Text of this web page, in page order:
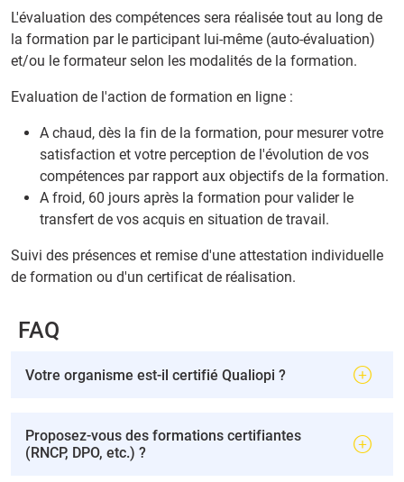
L'évaluation des compétences sera réalisée tout au long de
la formation par le participant lui-même (auto-évaluation)
et/ou le formateur selon les modalités de la formation.
Evaluation de l'action de formation en ligne :
A chaud, dès la fin de la formation, pour mesurer votre
satisfaction et votre perception de l'évolution de vos
compétences par rapport aux objectifs de la formation.
A froid, 60 jours après la formation pour valider le
transfert de vos acquis en situation de travail.
Suivi des présences et remise d'une attestation individuelle
de formation ou d'un certificat de réalisation.
FAQ
Votre organisme est-il certifié Qualiopi ?
Proposez-vous des formations certifiantes
(RNCP, DPO, etc.) ?